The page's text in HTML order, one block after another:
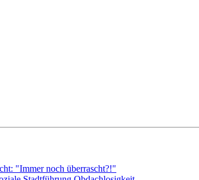
"Immer noch überrascht?!"